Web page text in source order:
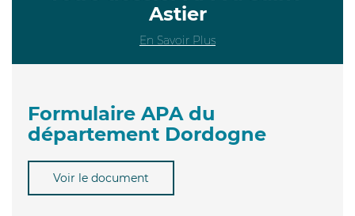
Astier
En Savoir Plus
Formulaire APA du
département Dordogne
Voir le document